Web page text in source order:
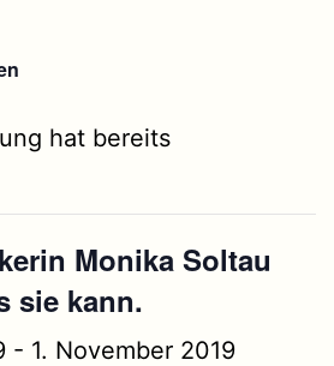
hat bereits
Monika Soltau
sie kann.
- 1. November 2019